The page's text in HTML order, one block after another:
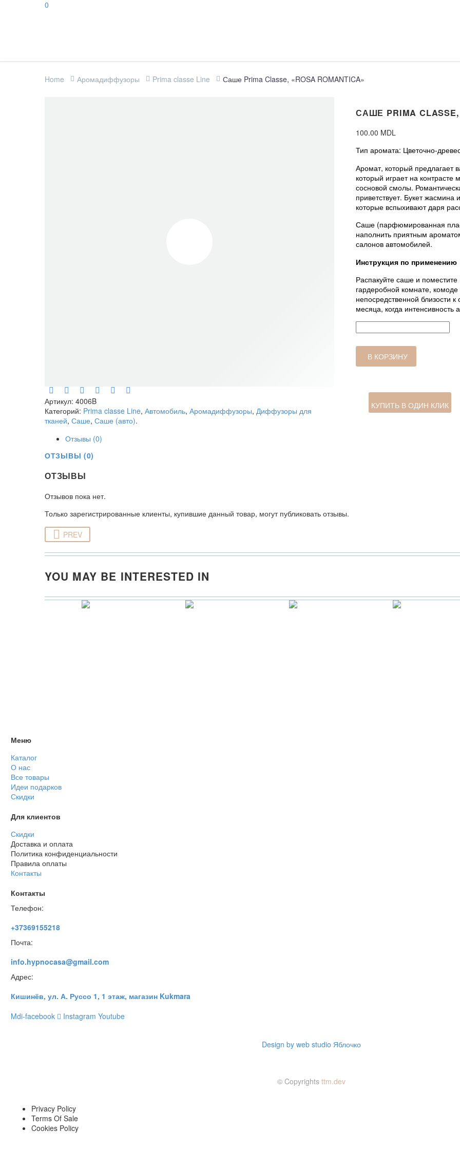
0
Home Аромадиффузоры Prima classe Line Саше Prima Classe, «ROSA ROMANTICA»
Артикул: 4006B
Категорий: Prima classe Line, Автомобиль, Аромадиффузоры, Диффузоры для
тканей, Саше, Саше (авто).
САШЕ PRIMA CLASSE,
100.00 MDL
Тип аромата: Цветочно-
Аромат, который
который играет на
сосновой смолы.
приветствует. Букет
которые вспыхивают даря
Саше (парфюмированная
наполнить приятным
салонов автомобилей.
Инструкция по применению
Распакуйте саше и
гардеробной комнате,
непосредственной близости
месяца, когда
товара
Саше
Prima
Classe,
В КОРЗИНУ
КУПИТЬ В ОДИН КЛИК
Отзывы (0)
ОТЗЫВЫ (0)
ОТЗЫВЫ
Отзывов пока нет.
Только зарегистрированные клиенты, купившие данный товар, могут публиковать отзывы.
PREV
YOU MAY BE INTERESTED IN
Меню
Каталог
О нас
Все товары
Идеи подарков
Скидки
Для клиентов
Скидки
Доставка и оплата
Политика конфиденциальности
Правила оплаты
Контакты
Контакты
Телефон:
+37369155218
Почта:
info.hypnocasa@gmail.com
Адрес:
Кишинёв, ул. А. Руссо 1, 1 этаж, магазин Kukmara
Mdi-facebook
Instagram Youtube
Design by web studio Яблочко
© Copyrights ttm.dev
Privacy Policy
Terms Of Sale
Cookies Policy